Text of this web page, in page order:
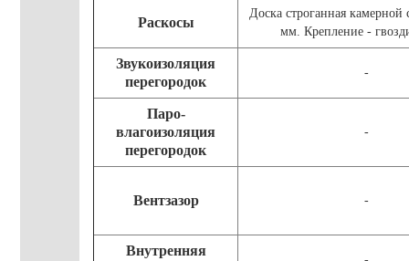
Раскосы
Доска строганная
мм. Крепление -
Звукоизоляция
перегородок
-
Паро-
влагоизоляция
перегородок
-
Вентзазор -
Внутренняя